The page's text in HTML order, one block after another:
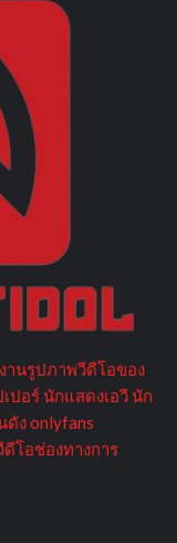
านรูปภาพวีดีโอของ
ปอร์ นักแสดงเอวี นัก
ดัง onlyfans
โอช่องทางการ